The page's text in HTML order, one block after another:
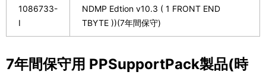
1086733-
I
NDMP Edtion v10.3 ( 1 FRONT END
TBYTE ))(7年間保守)
7年間保守用 PPSupportPack製品(時